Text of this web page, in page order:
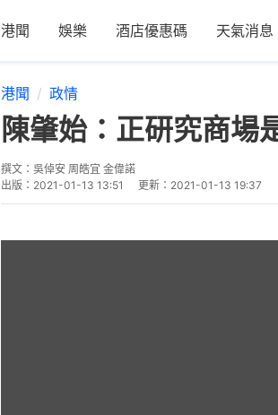
港聞 娛樂 酒店優惠碼 天氣消息
港聞 政情
陳肇始：正研究商
撰文： 吳倬安 周皓宜 金偉諾
出版： 2021-01-13 13:51 更新： 2021-01-13 19:37